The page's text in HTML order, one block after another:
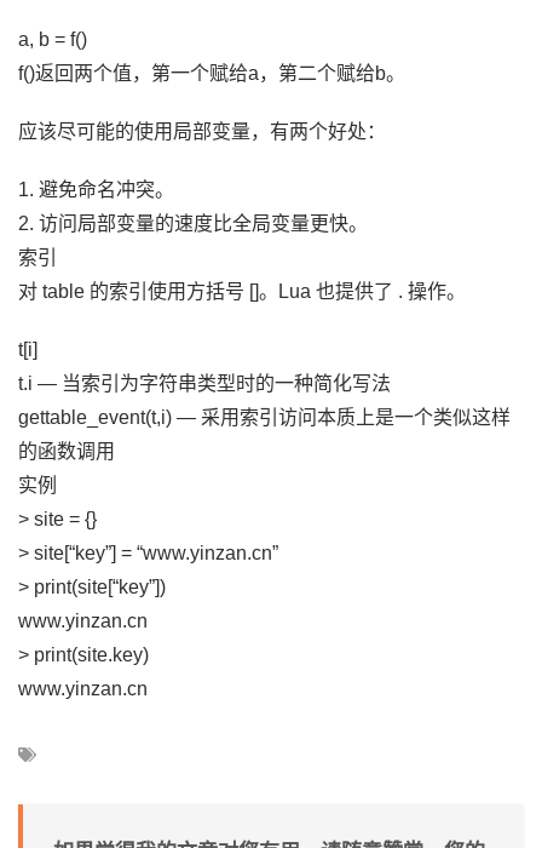
a, b = f()
f()返回两个值，第一个赋给a，第二个赋给b。
应该尽可能的使用局部变量，有两个好处：
1. 避免命名冲突。
2. 访问局部变量的速度比全局变量更快。
索引
对 table 的索引使用方括号 []。Lua 也提供了 . 操作。
t[i]
t.i — 当索引为字符串类型时的一种简化写法
gettable_event(t,i) — 采用索引访问本质上是一个类似这样
的函数调用
实例
> site = {}
> site[“key”] = “www.yinzan.cn”
> print(site[“key”])
www.yinzan.cn
> print(site.key)
www.yinzan.cn